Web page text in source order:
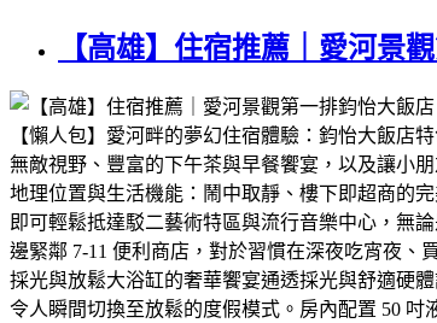
【高雄】住宿推薦｜愛河景
【懶人包】愛河畔的夢幻住宿體驗：鈞怡大飯店
無敵視野、豐富的下午茶與早餐饗宴，以及讓小
地理位置與生活機能：鬧中取靜、樓下即超商的
即可輕鬆抵達駁二藝術特區與流行音樂中心，無
邊緊鄰 7-11 便利商店，對於習慣在深夜吃宵夜
採光與放鬆大浴缸的奢華饗宴通透採光與舒適硬
令人瞬間切換至放鬆的度假模式。房內配置 50